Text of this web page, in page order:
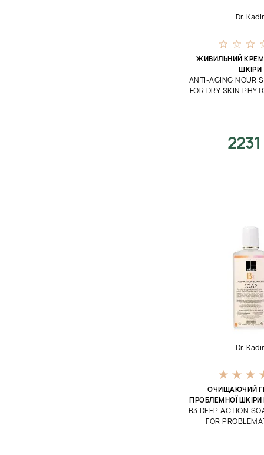
Dr. Kadir
ЖИВИЛЬНИЙ КРЕМ
ШКІРИ
ANTI-AGING
FOR DRY SKIN
Dr. Kadir
ОЧИЩАЮЧИЙ
ПРОБЛЕМНОЇ ШКІРИ
В3 DEEP ACTION
FOR